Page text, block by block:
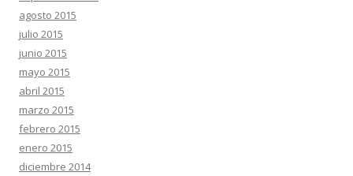
agosto 2015
julio 2015
junio 2015
mayo 2015
abril 2015
marzo 2015
febrero 2015
enero 2015
diciembre 2014